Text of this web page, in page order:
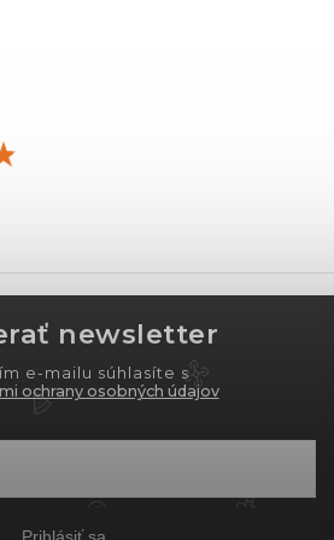
newsletter
e-mailu súhlasíte s
ochrany osobných údajov
Prihlásiť sa